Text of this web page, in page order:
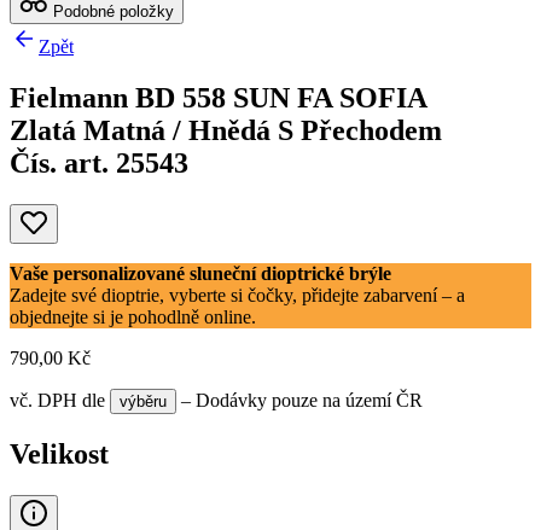
Podobné položky
Zpět
Fielmann BD 558 SUN FA SOFIA
Zlatá Matná / Hnědá S Přechodem
Čís. art. 25543
Vaše personalizované sluneční dioptrické brýle
Zadejte své dioptrie, vyberte si čočky, přidejte zabarvení – a
objednejte si je pohodlně online.
790,00 Kč
vč. DPH dle výběru – Dodávky pouze na území ČR
Velikost